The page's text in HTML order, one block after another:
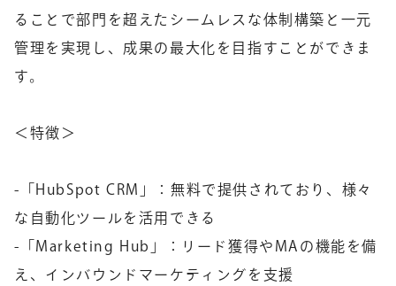
ることで部門を超えたシームレスな体制構築と一元
管理を実現し、成果の最大化を目指すことができま
す。
＜特徴＞
-「HubSpot CRM」：無料で提供されており、様々
な自動化ツールを活用できる
-「Marketing Hub」：リード獲得やMAの機能を備
え、インバウンドマーケティングを支援